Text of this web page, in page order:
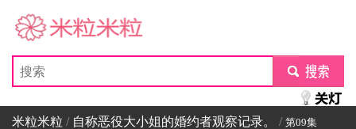
米粒米粒
submit
米粒米粒 / 自称恶役大小姐的婚约者观察记录。 / 第09集